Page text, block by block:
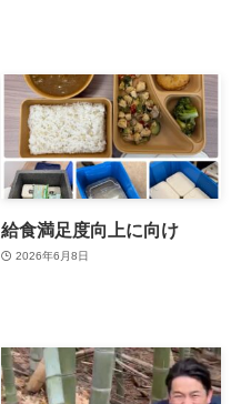
給食満足度向上に向け
2026年6月8日